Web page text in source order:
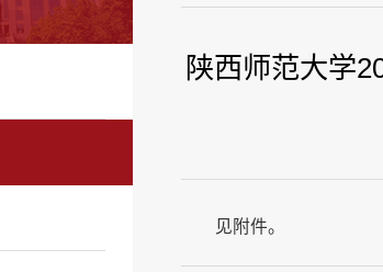
陕西师范大学
见附件。